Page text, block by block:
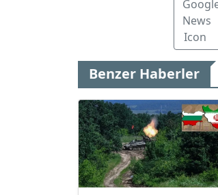
Benzer Haberler